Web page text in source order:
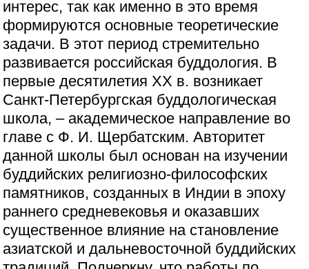
интерес, так как именно в это время
формируются основные теоретические
задачи. В этот период стремительно
развивается российская буддология. В
первые десятилетия XX в. возникает
Санкт-Петербургская буддологическая
школа, – академическое направление во
главе с Ф. И. Щербатским. Авторитет
данной школы был основан на изучении
буддийских религиозно-философских
памятников, созданных в Индии в эпоху
раннего средневековья и оказавших
существенное влияние на становление
азиатской и дальневосточной буддийских